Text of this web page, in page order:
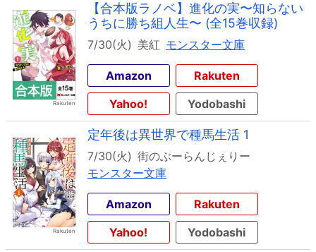
【合本版ラノベ】進化の実〜知らない
うちに勝ち組人生〜 (全15巻収録)
7/30(火) 美紅 モンスター文庫
Amazon
Rakuten
Yahoo!
Yodobashi
定年後は異世界で種馬生活 1
7/30(火) 街のぶーらんじぇりー
モンスター文庫
Amazon
Rakuten
Yahoo!
Yodobashi